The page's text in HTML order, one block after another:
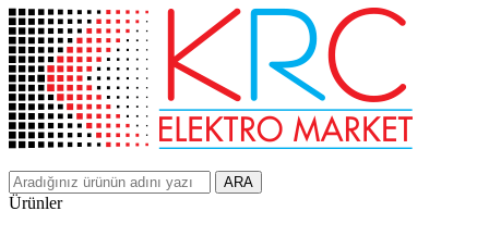
ARA
Ürünler